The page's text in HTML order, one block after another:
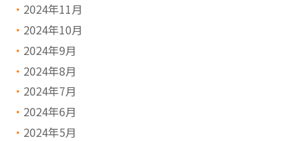
2024年11月
2024年10月
2024年9月
2024年8月
2024年7月
2024年6月
2024年5月